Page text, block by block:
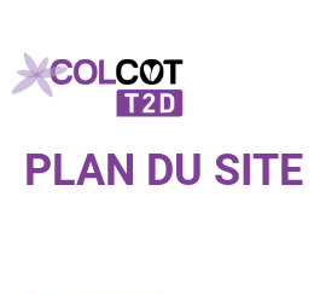
PLAN DU SITE